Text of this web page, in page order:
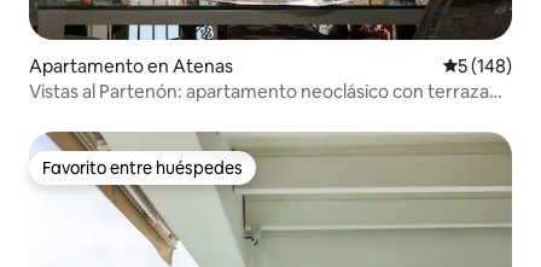
Apartamento en Atenas
5 (148)
Vistas al Partenón: apartamento neoclásico con terraza
Favorito entre huéspedes
Favorito entre huéspedes